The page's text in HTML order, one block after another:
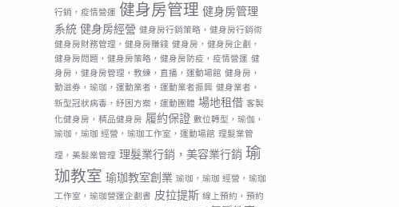
行銷，疫情營運 健身房管理 健身房管理
系統 健身房經營 健身房行銷策略，健身房行銷術
健身房財務管理，健身房賺錢 健身房，健身房企劃，
健身房問題，健身房策略，健身房防疫，疫情營運 健
身房，健身房管理，教練，直播，運動場館 健身房，
動滋券，瑜珈，運動業者，運動業者振興 健身業者，
新型冠狀病毒，紓困方案，運動團體 場地租借 客製
化健身房，精品健身房 履約保證 數位轉型，瑜伽，
瑜珈，瑜珈 經營，瑜珈工作室，運動場館 理髮業管
理，美髮業管理 理髮業行銷，美容業行銷 瑜
珈教室 瑜珈教室創業 瑜珈，瑜珈 經營，瑜珈
工作室，瑜珈營運企劃書 皮拉提斯 線上預約，預約